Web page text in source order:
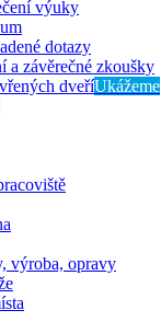
výuky
dotazy
a závěrečné zkoušky
dveříUkážeme
výroba, opravy